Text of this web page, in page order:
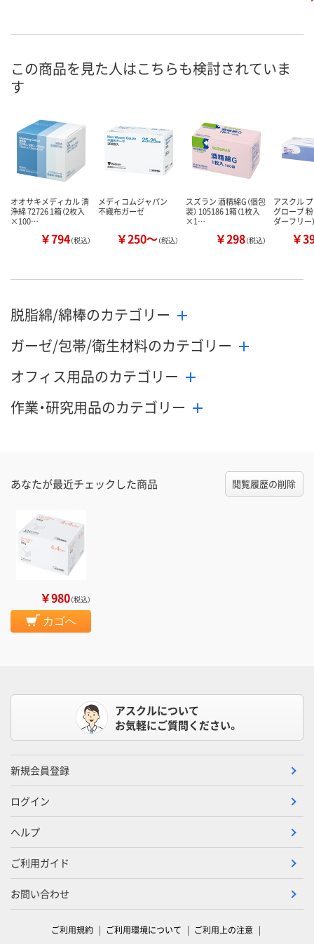
この商品を見た人はこちらも検討されていま
す
オオサキメディカル 清
浄綿 72726 1箱（2枚入
×100…
￥794（税込）
メディコムジャパン
不織布ガーゼ
￥250～（税込）
スズラン 酒精綿G（個包
装） 105186 1箱（1枚入
×1…
￥298（税込）
アスクル
グローブ
ダーフリー
￥
脱脂綿/綿棒のカテゴリー
ガーゼ/包帯/衛生材料のカテゴリー
オフィス用品のカテゴリー
作業・研究用品のカテゴリー
あなたが最近チェックした商品 閲覧履歴の削除
￥980（税込）
カゴへ
アスクルについて
お気軽にご質問ください。
新規会員登録
ログイン
ヘルプ
ご利用ガイド
お問い合わせ
ご利用規約 ご利用環境について ご利用上の注意